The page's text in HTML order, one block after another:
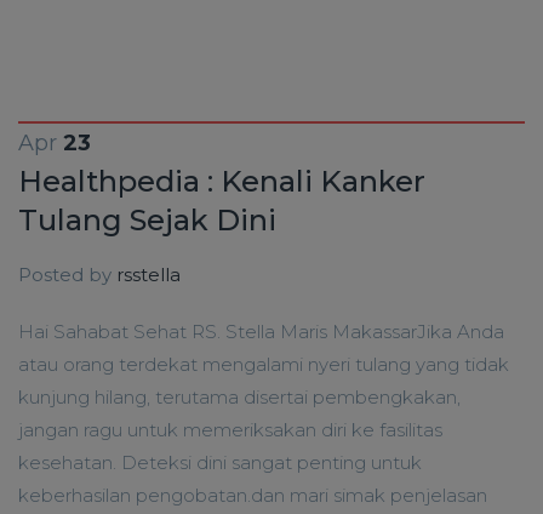
Apr 23
Healthpedia : Kenali Kanker
Tulang Sejak Dini
Posted by rsstella
Hai Sahabat Sehat RS. Stella Maris MakassarJika Anda
atau orang terdekat mengalami nyeri tulang yang tidak
kunjung hilang, terutama disertai pembengkakan,
jangan ragu untuk memeriksakan diri ke fasilitas
kesehatan. Deteksi dini sangat penting untuk
keberhasilan pengobatan.dan mari simak penjelasan